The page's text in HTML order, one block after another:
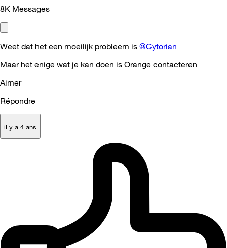
8K Messages
Weet dat het een moeilijk probleem is @Cytorian
Maar het enige wat je kan doen is Orange contacteren
Aimer
Répondre
il y a 4 ans